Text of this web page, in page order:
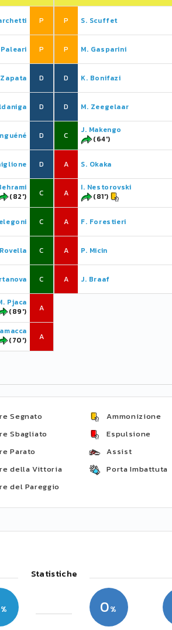
P
P
Zapata D
D
D
D
(82')
C
C
C
C
Pjaca
(89')
A
(70')
A
P S. Scuffet
P M. Gasparini
D K. Bonifazi
D M. Zeegelaar
C
J. Makengo
(64')
A S. Okaka
A
I. Nestorovski
(81')
A F. Forestieri
A P. Micin
A J. Braaf
Segnato
Sbagliato
Parato
della Vittoria
del Pareggio
Ammonizione
Espulsione
Assist
Porta Imbattuta
Statistiche
0